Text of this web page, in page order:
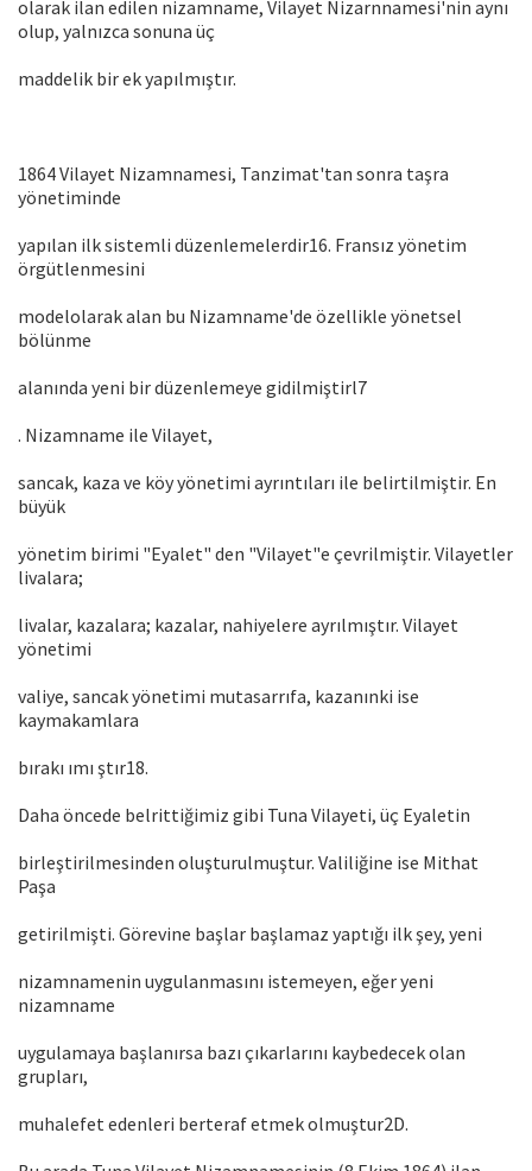
olarak ilan edilen nizamname, Vilayet Nizarnnamesi'nin aynı
olup, yalnızca sonuna üç
maddelik bir ek yapılmıştır.
1864 Vilayet Nizamnamesi, Tanzimat'tan sonra taşra
yönetiminde
yapılan ilk sistemli düzenlemelerdir16. Fransız yönetim
örgütlenmesini
modelolarak alan bu Nizamname'de özellikle yönetsel
bölünme
alanında yeni bir düzenlemeye gidilmiştirl7
. Nizamname ile Vilayet,
sancak, kaza ve köy yönetimi ayrıntıları ile belirtilmiştir. En
büyük
yönetim birimi "Eyalet" den "Vilayet"e çevrilmiştir. Vilayetler
livalara;
livalar, kazalara; kazalar, nahiyelere ayrılmıştır. Vilayet
yönetimi
valiye, sancak yönetimi mutasarrıfa, kazanınki ise
kaymakamlara
bırakı ımı ştır18.
Daha öncede belrittiğimiz gibi Tuna Vilayeti, üç Eyaletin
birleştirilmesinden oluşturulmuştur. Valiliğine ise Mithat
Paşa
getirilmişti. Görevine başlar başlamaz yaptığı ilk şey, yeni
nizamnamenin uygulanmasını istemeyen, eğer yeni
nizamname
uygulamaya başlanırsa bazı çıkarlarını kaybedecek olan
grupları,
muhalefet edenleri berteraf etmek olmuştur2D.